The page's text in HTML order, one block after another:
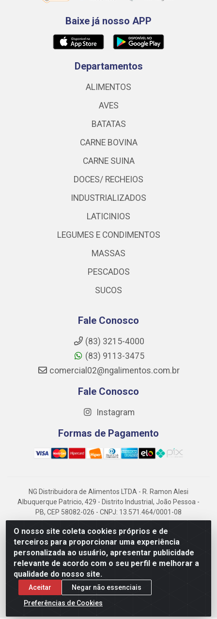
O nosso site coleta cookies próprios e de
terceiros para proporcionar uma experiência
personalizada ao usuário, apresentar publicidade
relevante de acordo com o seu perfil e melhorar a
qualidade do nosso site.
Aceitar
Negar não essenciais
Preferências de Cookies
Baixe já nosso APP
Departamentos
ALIMENTOS
AVES
BATATAS
CARNE BOVINA
CARNE SUINA
DOCES/ RECHEIOS
INDUSTRIALIZADOS
LATICINIOS
LEGUMES E CONDIMENTOS
MASSAS
PESCADOS
SUCOS
Fale Conosco
(83) 3215-4000
(83) 9113-3475
comercial02@ngalimentos.com.br
Fale Conosco
Instagram
Formas de Pagamento
NG Distribuidora de Alimentos LTDA - R. Ramon Alesi
Albuquerque Patricio, 429 - Distrito Industrial, João Pessoa -
PB, CEP 58082-026 - CNPJ: 13.571.464/0001-08
NG Alimentos, há mais de 14 anos no mercado paraibano, é
referência em frigorificados, destacando-se pela logística
eficiente e excelência.